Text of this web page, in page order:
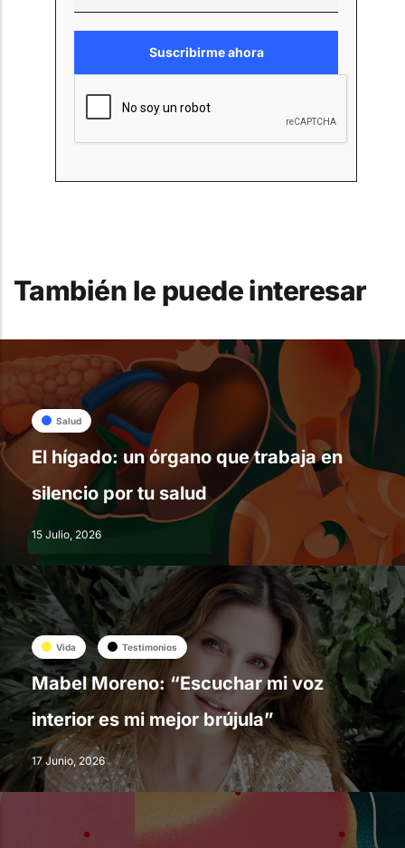
También le puede interesar
Salud
El hígado: un órgano que trabaja en
silencio por tu salud
15 Julio, 2026
Vida Testimonios
Mabel Moreno: “Escuchar mi voz
interior es mi mejor brújula”
17 Junio, 2026